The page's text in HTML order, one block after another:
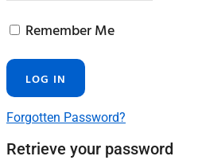
Remember Me
Forgotten Password?
Retrieve your password